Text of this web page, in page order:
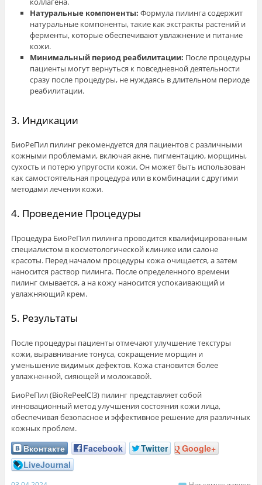
Натуральные компоненты: Формула пилинга содержит
натуральные компоненты, такие как экстракты растений и
ферменты, которые обеспечивают увлажнение и питание
кожи.
Минимальный период реабилитации: После процедуры
пациенты могут вернуться к повседневной деятельности
сразу после процедуры, не нуждаясь в длительном периоде
реабилитации.
3. Индикации
БиоРеПил пилинг рекомендуется для пациентов с различными
кожными проблемами, включая акне, пигментацию, морщины,
сухость и потерю упругости кожи. Он может быть использован
как самостоятельная процедура или в комбинации с другими
методами лечения кожи.
4. Проведение Процедуры
Процедура БиоРеПил пилинга проводится квалифицированным
специалистом в косметологической клинике или салоне
красоты. Перед началом процедуры кожа очищается, а затем
наносится раствор пилинга. После определенного времени
пилинг смывается, а на кожу наносится успокаивающий и
увлажняющий крем.
5. Результаты
После процедуры пациенты отмечают улучшение текстуры
кожи, выравнивание тонуса, сокращение морщин и
уменьшение видимых дефектов. Кожа становится более
увлажненной, сияющей и моложавой.
БиоРеПил (BioRePeelCl3) пилинг представляет собой
инновационный метод улучшения состояния кожи лица,
обеспечивая безопасное и эффективное решение для различных
кожных проблем.
Вконтакте Facebook Twitter
Google+
LiveJournal